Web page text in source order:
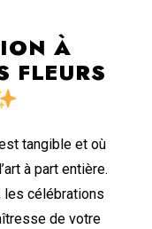
À
FLEURS
tangible et où
à part entière.
les célébrations
de votre